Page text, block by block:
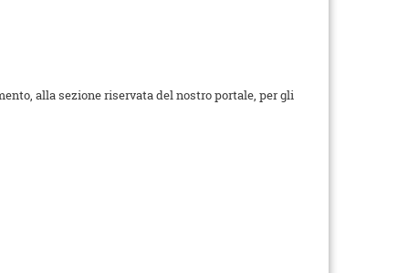
alla sezione riservata del nostro portale, per gli